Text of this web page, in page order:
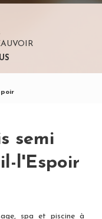
semi
l'Espoir
spa et piscine à